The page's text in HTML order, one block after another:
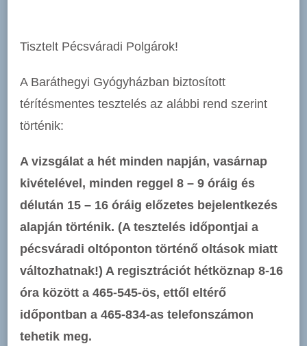
Tisztelt Pécsváradi Polgárok!
A Baráthegyi Gyógyházban biztosított
térítésmentes tesztelés az alábbi rend szerint
történik:
A vizsgálat a hét minden napján, vasárnap
kivételével, minden reggel 8 – 9 óráig és
délután 15 – 16 óráig előzetes bejelentkezés
alapján történik. (A tesztelés időpontjai a
pécsváradi oltóponton történő oltások miatt
változhatnak!) A regisztrációt hétköznap 8-16
óra között a 465-545-ös, ettől eltérő
időpontban a 465-834-as telefonszámon
tehetik meg.